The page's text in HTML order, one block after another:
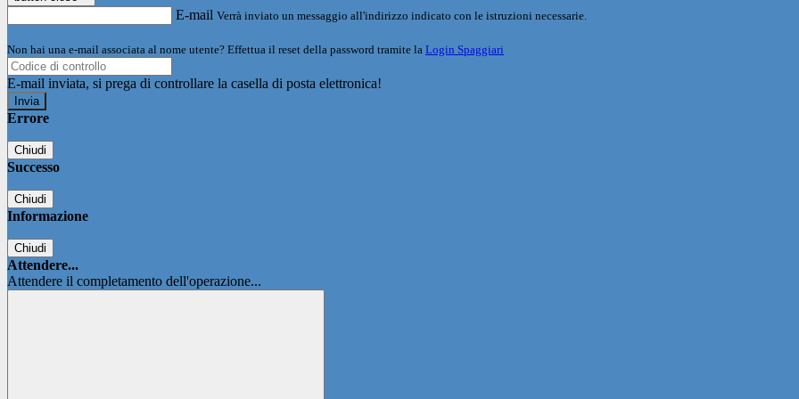
E-mail Verrà inviato un messaggio all'indirizzo indicato con le istruzioni necessarie.
Non hai una e-mail associata al nome utente? Effettua il reset della password tramite la Login Spaggiari
E-mail inviata, si prega di controllare la casella di posta elettronica!
Errore
Chiudi
Successo
Chiudi
Informazione
Chiudi
Attendere...
Attendere il completamento dell'operazione...